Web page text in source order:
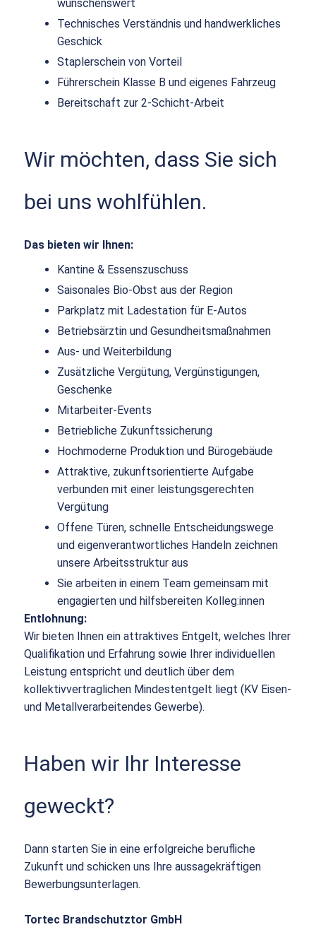
wünschenswert
Technisches Verständnis und handwerkliches
Geschick
Staplerschein von Vorteil
Führerschein Klasse B und eigenes Fahrzeug
Bereitschaft zur 2-Schicht-Arbeit
Wir möchten, dass Sie sich
bei uns wohlfühlen.
Das bieten wir Ihnen:
Kantine & Essenszuschuss
Saisonales Bio-Obst aus der Region
Parkplatz mit Ladestation für E-Autos
Betriebsärztin und Gesundheitsmaßnahmen
Aus- und Weiterbildung
Zusätzliche Vergütung, Vergünstigungen,
Geschenke
Mitarbeiter-Events
Betriebliche Zukunftssicherung
Hochmoderne Produktion und Bürogebäude
Attraktive, zukunftsorientierte Aufgabe
verbunden mit einer leistungsgerechten
Vergütung
Offene Türen, schnelle Entscheidungswege
und eigenverantwortliches Handeln zeichnen
unsere Arbeitsstruktur aus
Sie arbeiten in einem Team gemeinsam mit
engagierten und hilfsbereiten Kolleg:innen
Entlohnung:
Wir bieten Ihnen ein attraktives Entgelt, welches Ihrer
Qualifikation und Erfahrung sowie Ihrer individuellen
Leistung entspricht und deutlich über dem
kollektivvertraglichen Mindestentgelt liegt (KV Eisen-
und Metallverarbeitendes Gewerbe).
Haben wir Ihr Interesse
geweckt?
Dann starten Sie in eine erfolgreiche berufliche
Zukunft und schicken uns Ihre aussagekräftigen
Bewerbungsunterlagen.
Tortec Brandschutztor GmbH